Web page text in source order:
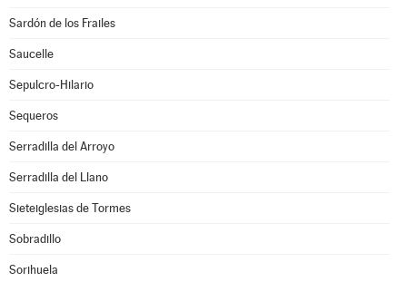
Sardón de los Frailes
Saucelle
Sepulcro-Hilario
Sequeros
Serradilla del Arroyo
Serradilla del Llano
Sieteiglesias de Tormes
Sobradillo
Sorihuela